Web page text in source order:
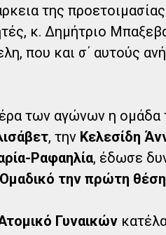
της
κ. Δημήτριο
που και σ΄ αυτούς
των αγώνων η ομάδα
, την Κελεσίδη
Ραφαηλία, έδωσε
την πρώτη θέση
Γυναικών